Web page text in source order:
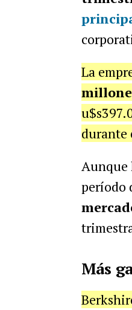
La
durante
Aunque
período
Más